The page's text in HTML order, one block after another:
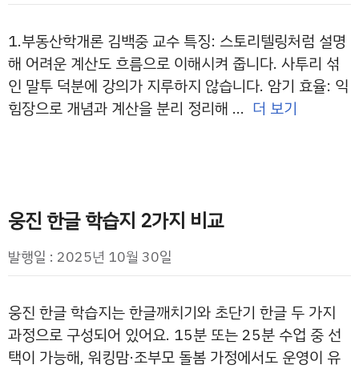
1.부동산학개론 김백중 교수 특징: 스토리텔링처럼 설명
해 어려운 계산도 흐름으로 이해시켜 줍니다. 사투리 섞
인 말투 덕분에 강의가 지루하지 않습니다. 암기 효율: 익
힘장으로 개념과 계산을 분리 정리해 … 더 보기
웅진 한글 학습지 2가지 비교
발행일 : 2025년 10월 30일
웅진 한글 학습지는 한글깨치기와 초단기 한글 두 가지
과정으로 구성되어 있어요. 15분 또는 25분 수업 중 선
택이 가능해, 워킹맘·조부모 돌봄 가정에서도 운영이 유